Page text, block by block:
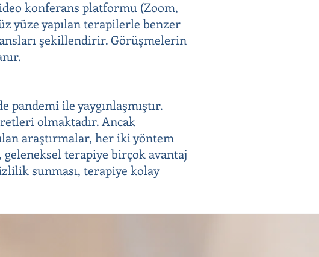
konferans platformu (Zoom,
yüze yapılan terapilerle benzer
şekillendirir. Görüşmelerin
pandemi ile yaygınlaşmıştır.
olmaktadır. Ancak
araştırmalar, her iki yöntem
terapiye birçok avantaj
sunması, terapiye kolay